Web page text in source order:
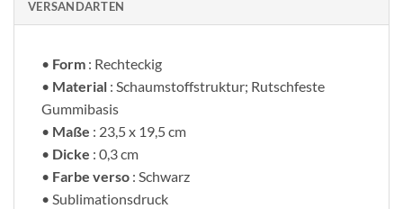
VERSANDARTEN
• Form : Rechteckig
• Material : Schaumstoffstruktur; Rutschfeste
Gummibasis
• Maße : 23,5 x 19,5 cm
• Dicke : 0,3 cm
• Farbe verso : Schwarz
• Sublimationsdruck